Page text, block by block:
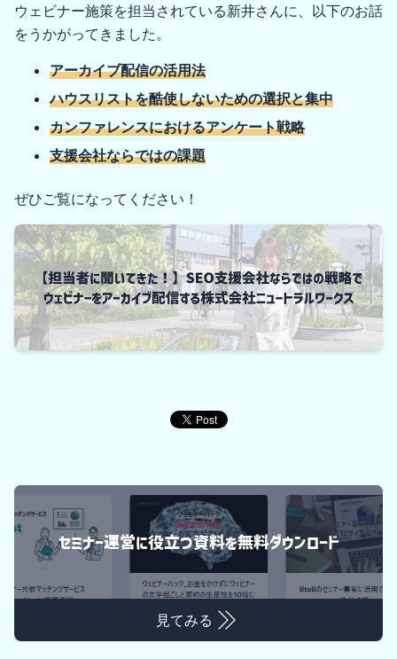
ウェビナー施策を担当されている新井さんに、以下のお話
をうかがってきました。
アーカイブ配信の活用法
ハウスリストを酷使しないための選択と集中
カンファレンスにおけるアンケート戦略
支援会社ならではの課題
ぜひご覧になってください！
セミナー運営に役立つ資料を無料ダウンロード
見てみる